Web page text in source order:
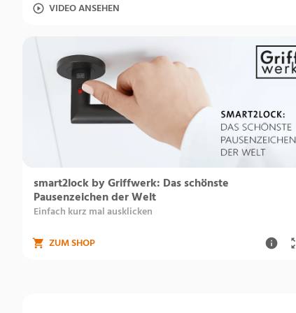
VIDEO ANSEHEN
smart2lock by Griffwerk: Das schönste
Pausenzeichen der Welt
Einfach kurz mal ausklicken
ZUM SHOP